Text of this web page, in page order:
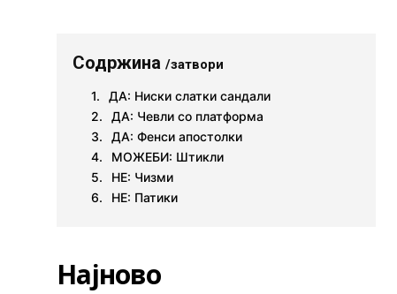
Содржина/затвори
ДА: Ниски слатки сандали
ДА: Чевли со платформа
ДА: Фенси апостолки
МОЖЕБИ: Штикли
НЕ: Чизми
НЕ: Патики
Најново